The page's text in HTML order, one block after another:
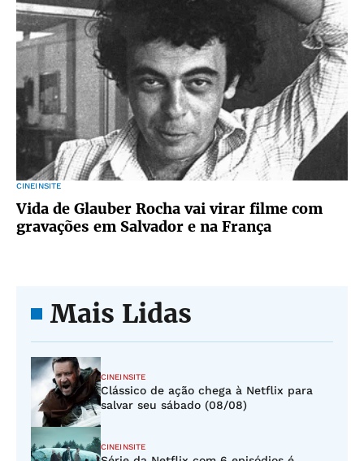
CINEINSITE
Vida de Glauber Rocha vai virar filme com
gravações em Salvador e na França
Mais Lidas
CINEINSITE
Clássico de ação chega à Netflix para
salvar seu sábado (08/08)
CINEINSITE